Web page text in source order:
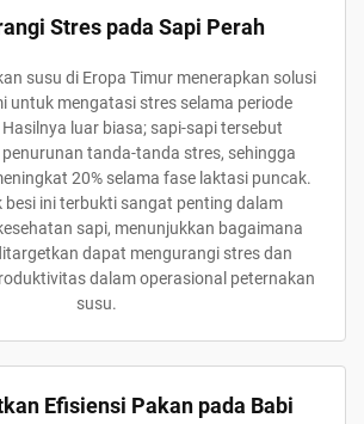
Stres pada Sapi Perah
susu di Eropa Timur menerapkan solusi
untuk mengatasi stres selama periode
luar biasa; sapi-sapi tersebut
tanda-tanda stres, sehingga
20% selama fase laktasi puncak.
besi ini terbukti sangat penting dalam
sapi, menunjukkan bagaimana
dapat mengurangi stres dan
dalam operasional peternakan
susu.
Efisiensi Pakan pada Babi